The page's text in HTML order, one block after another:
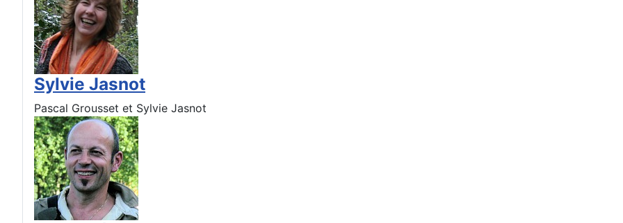
Sylvie Jasnot
Pascal Grousset et Sylvie Jasnot